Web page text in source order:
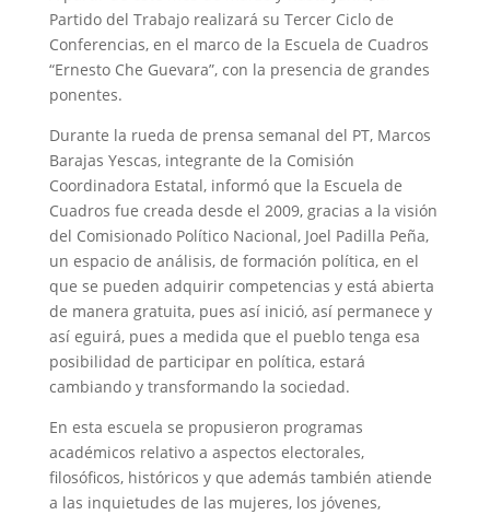
Partido del Trabajo realizará su Tercer Ciclo de
Conferencias, en el marco de la Escuela de Cuadros
“Ernesto Che Guevara”, con la presencia de grandes
ponentes.
Durante la rueda de prensa semanal del PT, Marcos
Barajas Yescas, integrante de la Comisión
Coordinadora Estatal, informó que la Escuela de
Cuadros fue creada desde el 2009, gracias a la visión
del Comisionado Político Nacional, Joel Padilla Peña,
un espacio de análisis, de formación política, en el
que se pueden adquirir competencias y está abierta
de manera gratuita, pues así inició, así permanece y
así eguirá, pues a medida que el pueblo tenga esa
posibilidad de participar en política, estará
cambiando y transformando la sociedad.
En esta escuela se propusieron programas
académicos relativo a aspectos electorales,
filosóficos, históricos y que además también atiende
a las inquietudes de las mujeres, los jóvenes,